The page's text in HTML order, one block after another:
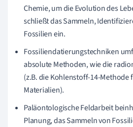
Chemie, um die Evolution des
schließt das Sammeln,
Fossilien ein.
Fossiliendatierungstechniken
absolute Methoden, wie die
(z.B. die Kohlenstoff-14-Methode
Materialien).
Paläontologische Feldarbeit
Planung, das Sammeln von